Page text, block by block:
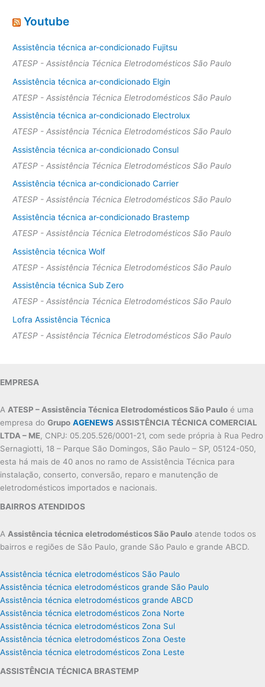
Youtube
Assistência técnica ar-condicionado Fujitsu
ATESP - Assistência Técnica Eletrodomésticos São Paulo
Assistência técnica ar-condicionado Elgin
ATESP - Assistência Técnica Eletrodomésticos São Paulo
Assistência técnica ar-condicionado Electrolux
ATESP - Assistência Técnica Eletrodomésticos São Paulo
Assistência técnica ar-condicionado Consul
ATESP - Assistência Técnica Eletrodomésticos São Paulo
Assistência técnica ar-condicionado Carrier
ATESP - Assistência Técnica Eletrodomésticos São Paulo
Assistência técnica ar-condicionado Brastemp
ATESP - Assistência Técnica Eletrodomésticos São Paulo
Assistência técnica Wolf
ATESP - Assistência Técnica Eletrodomésticos São Paulo
Assistência técnica Sub Zero
ATESP - Assistência Técnica Eletrodomésticos São Paulo
Lofra Assistência Técnica
ATESP - Assistência Técnica Eletrodomésticos São Paulo
EMPRESA
A ATESP – Assistência Técnica Eletrodomésticos São Paulo é uma
empresa do Grupo AGENEWS ASSISTÊNCIA TÉCNICA COMERCIAL
LTDA – ME , CNPJ: 05.205.526/0001-21, com sede própria à Rua Pedro
Sernagiotti, 18 – Parque São Domingos, São Paulo – SP, 05124-050,
esta há mais de 40 anos no ramo de Assistência Técnica para
instalação, conserto, conversão, reparo e manutenção de
eletrodomésticos importados e nacionais.
BAIRROS ATENDIDOS
A Assistência técnica eletrodomésticos São Paulo atende todos os
bairros e regiões de São Paulo, grande São Paulo e grande ABCD.
Assistência técnica eletrodomésticos São Paulo
Assistência técnica eletrodomésticos grande São Paulo
Assistência técnica eletrodomésticos grande ABCD
Assistência técnica eletrodomésticos Zona Norte
Assistência técnica eletrodomésticos Zona Sul
Assistência técnica eletrodomésticos Zona Oeste
Assistência técnica eletrodomésticos Zona Leste
ASSISTÊNCIA TÉCNICA BRASTEMP